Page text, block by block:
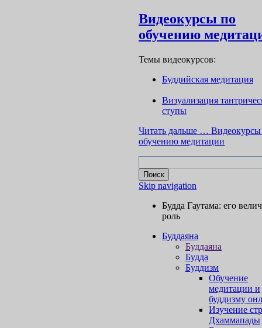
Видеокурсы по
обучению
Темы видеокурсов:
Буддийская медитация
Визуализация
ступы
Читать дальше …
обучению медитации
Skip navigation
Будда Гаутама: его
роль
Буддаяна
Буддаяна
Будда
Буддизм
Обучение
медитации и
буддизму
Изучение
Дхаммапады